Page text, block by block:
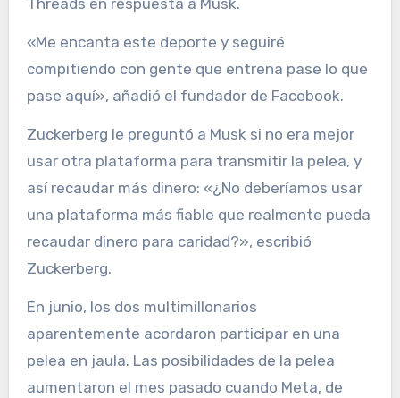
Threads en respuesta a Musk.
«Me encanta este deporte y seguiré
compitiendo con gente que entrena pase lo que
pase aquí», añadió el fundador de Facebook.
Zuckerberg le preguntó a Musk si no era mejor
usar otra plataforma para transmitir la pelea, y
así recaudar más dinero: «¿No deberíamos usar
una plataforma más fiable que realmente pueda
recaudar dinero para caridad?», escribió
Zuckerberg.
En junio, los dos multimillonarios
aparentemente acordaron participar en una
pelea en jaula. Las posibilidades de la pelea
aumentaron el mes pasado cuando Meta, de